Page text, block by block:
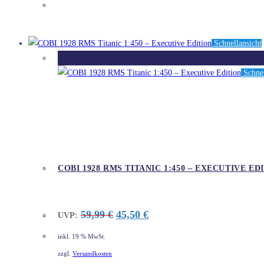
Schnellansicht
COBI 1928 RMS TITANIC 1:450 – EXECUTIVE
UVP: 59,99€ Ursprünglicher
Preis
45,50 €Aktueller
Preis
inkl. 19 % MwSt.
zzgl. Versandkosten